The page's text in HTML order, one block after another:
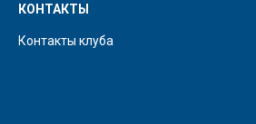
КОНТАКТЫ
Контакты клуба